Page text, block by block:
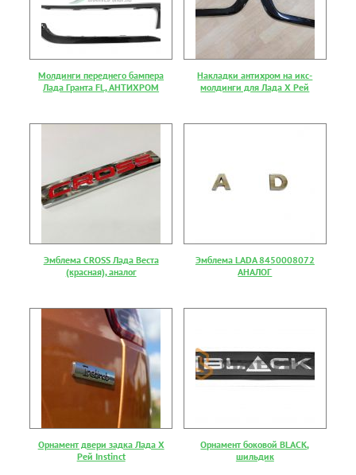
Молдинги переднего бампера
Лада Гранта FL, АНТИХРОМ
Накладки антихром на икс-
молдинги для Лада Х Рей
Эмблема CROSS Лада Веста
(красная), аналог
Эмблема LADA 8450008072
АНАЛОГ
Орнамент двери задка Лада Х
Рей Instinct
Орнамент боковой BLACK,
шильдик